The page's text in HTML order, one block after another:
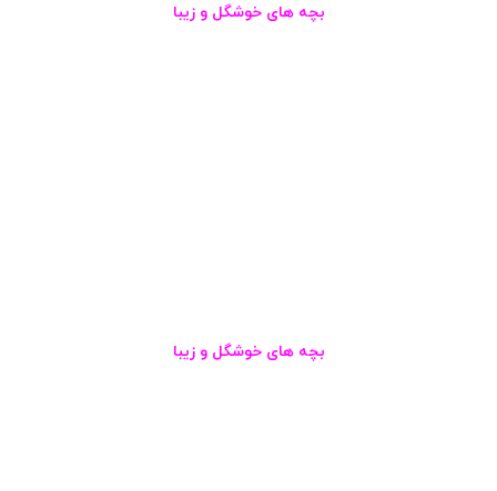
بچه های خوشگل و زیبا
بچه های خوشگل و زیبا